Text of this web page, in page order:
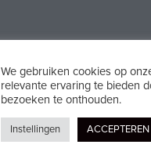
We gebruiken cookies op
relevante ervaring te bieden
bezoeken te onthouden.
Instellingen ACCEPTEREN